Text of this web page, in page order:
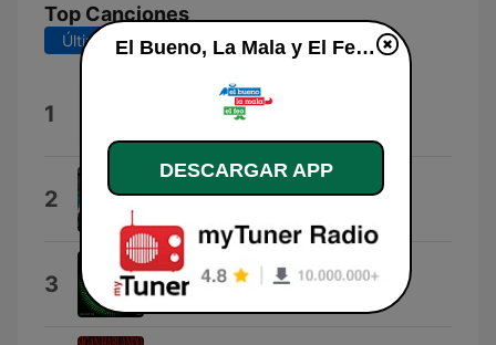
Top Canciones
Últimos 7 días Últimos 30 días
1 Yo Las Pongo
2
3 Dosis
Xavi Kras
El Bueno, La Mala y El Feo en vivo
DESCARGAR APP